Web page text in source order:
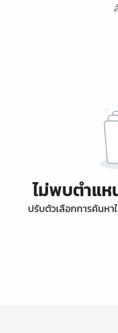
ไม่พบตำแ
ปรับตัวเลือกการค้นห